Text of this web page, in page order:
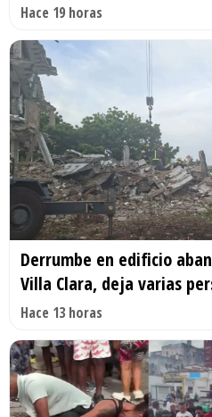
Hace 19 horas
Derrumbe en edificio
Villa Clara, deja varias
Hace 13 horas